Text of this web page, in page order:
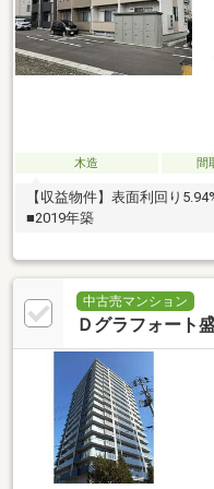
木造 間
【収益物件】表面利回り
■2019年築
中古売マンション
Ｄグラフォート